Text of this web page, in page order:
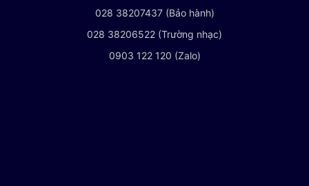
028 38207437 (Bảo hành)
028 38206522 (Trường nhạc)
0903 122 120 (Zalo)